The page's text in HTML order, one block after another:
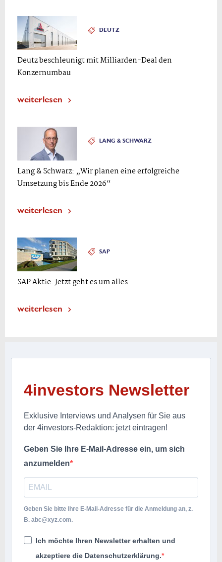
DEUTZ
Deutz beschleunigt mit Milliarden-Deal den
Konzernumbau
weiterlesen
LANG & SCHWARZ
Lang & Schwarz: „Wir planen eine erfolgreiche
Umsetzung bis Ende 2026“
weiterlesen
SAP
SAP Aktie: Jetzt geht es um alles
weiterlesen
4investors Newsletter
Exklusive Interviews und Analysen für Sie aus
der 4investors-Redaktion: jetzt eintragen!
Geben Sie Ihre E-Mail-Adresse ein, um sich
anzumelden
Geben Sie bitte Ihre E-Mail-Adresse für die Anmeldung an, z.
B. abc@xyz.com.
Ich möchte Ihren Newsletter erhalten und
akzeptiere die Datenschutzerklärung.